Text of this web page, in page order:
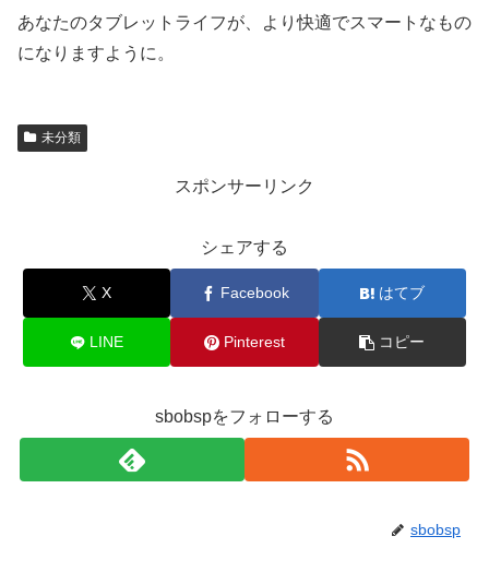
あなたのタブレットライフが、より快適でスマートなもの
になりますように。
未分類
スポンサーリンク
シェアする
X Facebook はてブ
LINE Pinterest コピー
sbobspをフォローする
sbobsp